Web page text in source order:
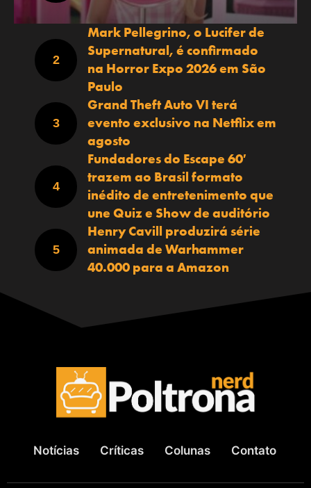
Mark Pellegrino, o Lucifer de
Supernatural, é confirmado
na Horror Expo 2026 em São
Paulo
Grand Theft Auto VI terá
evento exclusivo na Netflix em
agosto
Fundadores do Escape 60′
trazem ao Brasil formato
inédito de entretenimento que
une Quiz e Show de auditório
Henry Cavill produzirá série
animada de Warhammer
40.000 para a Amazon
Notícias Críticas Colunas Contato